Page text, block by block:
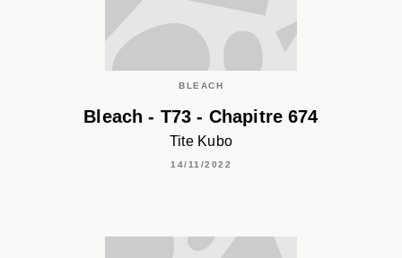
BLEACH
Bleach - T73 - Chapitre 674
Tite Kubo
14/11/2022